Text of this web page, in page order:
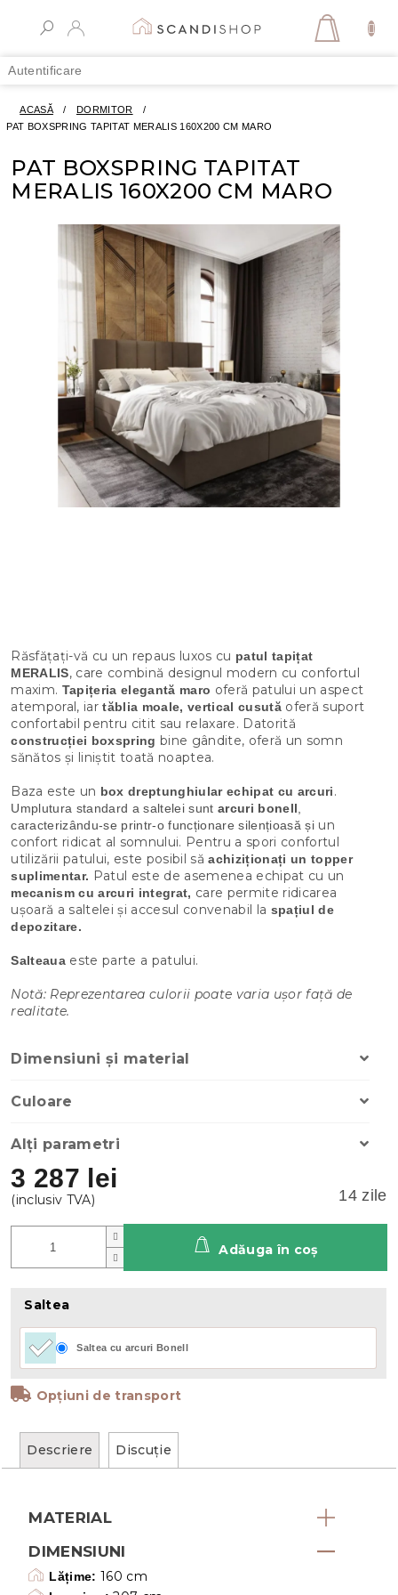
conținut
Autentificare
COŞ
ACASĂ / DORMITOR
/
PAT BOXSPRING TAPITAT MERALIS 160X200 CM MARO
PAT BOXSPRING TAPITAT
MERALIS 160X200 CM MARO
3 287 lei
14 zile
Saltea
Saltea cu arcuri Bonell
Opțiuni de transport
Adăuga în coş
Răsfățați-vă cu un repaus luxos cu patul tapițat
MERALIS, care combină designul modern cu confortul
maxim. Tapițeria elegantă maro oferă patului un aspect
atemporal, iartăblia moale, vertical cusutăoferă suport
confortabil pentru citit sau relaxare. Datorită
construcției boxspring bine gândite, oferă un somn
sănătos și liniștit toată noaptea.
Baza este un box dreptunghiular echipat cu arcuri.
Umplutura standard a saltelei sunt arcuri bonell
caracterizându-se printr-o funcționare silențioasă și un
confort ridicat al somnului. Pentru a spori confortul
utilizării patului, este posibil să achiziționați un topper
suplimentar. Patul este de asemenea echipat cu un
mecanism cu arcuri integrat, care permite ridicarea
ușoară a saltelei și accesul convenabil la spațiul de
depozitare.
Salteauaeste parte a patului.
Notă: Reprezentarea culorii poate varia ușor față de
realitate.
Dimensiuni și material
Culoare
Alți parametri
Descriere Discuţie
MATERIAL
DIMENSIUNI
Lățime: 160 cm